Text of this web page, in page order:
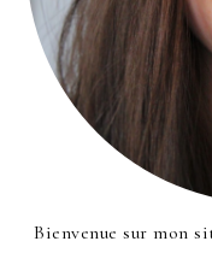
Bienvenue sur mon